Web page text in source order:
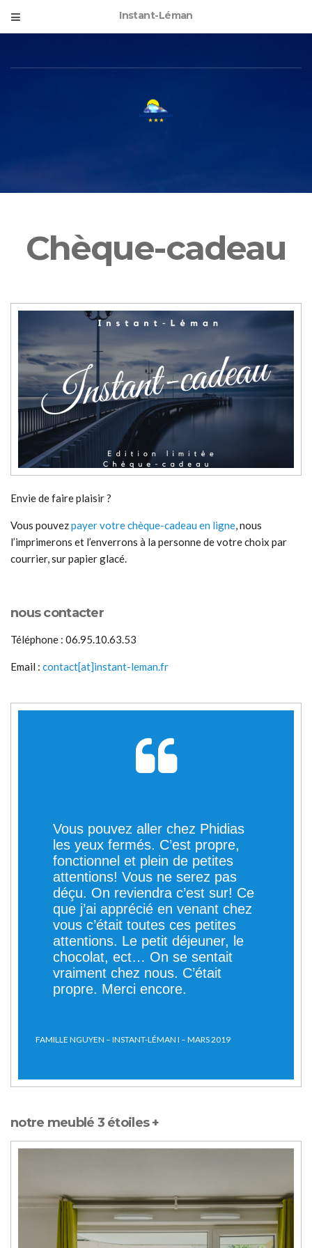
Instant-Léman
Chèque-cadeau
Envie de faire plaisir ?
Vous pouvezpayer votre chèque-cadeau en ligne, nous
l’imprimerons et l’enverrons à la personne de votre choix par
courrier, sur papier glacé.
nous contacter
Téléphone : 06.95.10.63.53
Email : contact[at]instant-leman.fr
Vous pouvez aller chez Phidias
les yeux fermés. C’est propre,
fonctionnel et plein de petites
attentions! Vous ne serez pas
déçu. On reviendra c’est sur! Ce
que j’ai apprécié en venant chez
vous c’était toutes ces petites
attentions. Le petit déjeuner, le
chocolat, ect… On se sentait
vraiment chez nous. C’était
propre. Merci encore.
FAMILLE NGUYEN – INSTANT-LÉMAN I – MARS 2019
notre meublé 3 étoiles +